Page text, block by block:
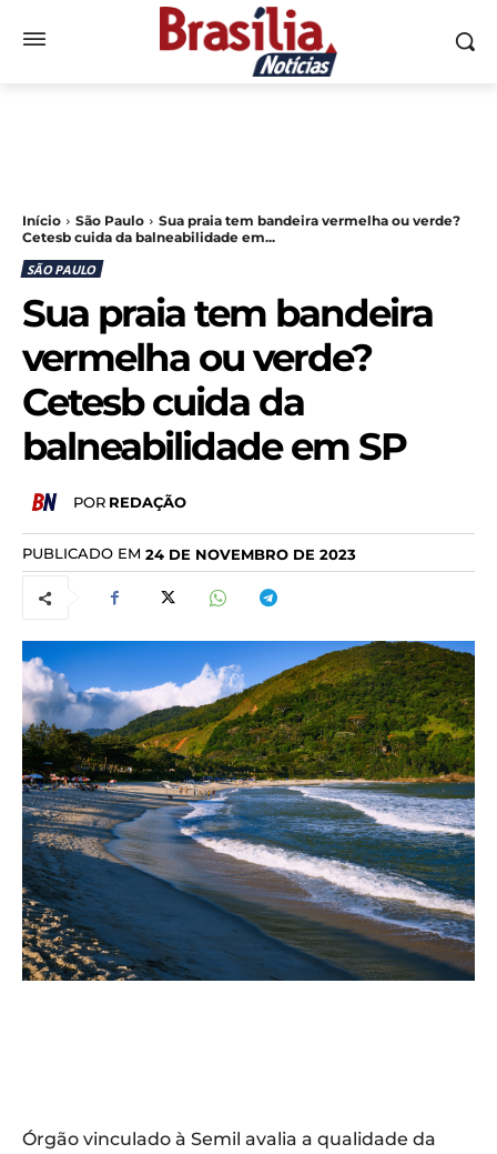
Início São Paulo
Sua praia tem bandeira vermelha ou verde?
Cetesb cuida da balneabilidade em...
SÃO PAULO
Sua praia tem bandeira
vermelha ou verde?
Cetesb cuida da
balneabilidade em SP
POR REDAÇÃO
PUBLICADO EM 24 DE NOVEMBRO DE 2023
Órgão vinculado à Semil avalia a qualidade da